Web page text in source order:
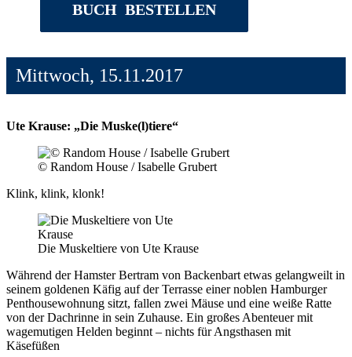
BUCH BESTELLEN
Mittwoch, 15.11.2017
Ute Krause: „Die Muske(l)tiere“
© Random House / Isabelle Grubert
Klink, klink, klonk!
Die Muskeltiere von Ute Krause
Während der Hamster Bertram von Backenbart etwas gelangweilt in
seinem goldenen Käfig auf der Terrasse einer noblen Hamburger
Penthousewohnung sitzt, fallen zwei Mäuse und eine weiße Ratte
von der Dachrinne in sein Zuhause. Ein großes Abenteuer mit
wagemutigen Helden beginnt – nichts für Angsthasen mit
Käsefüßen